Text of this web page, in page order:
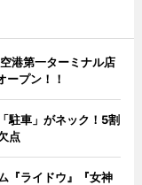
港第一ターミナル店
ープン！！
駐車」がネック！5割
点
『ライドウ』『女神